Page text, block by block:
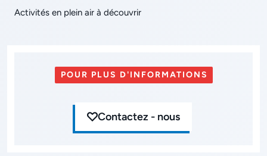
Activités en plein air à découvrir
POUR PLUS D'INFORMATIONS
Contactez - nous